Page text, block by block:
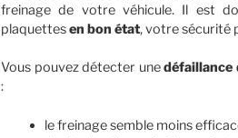
freinage de votre véhicule. Il est
plaquettesen bon état, votre sécurité
Vous pouvez détecter unedéfaillance
:
le freinage semble moins